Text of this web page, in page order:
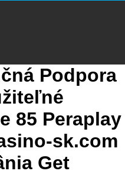
Podpora
85 Peraplay
sk.com
Get